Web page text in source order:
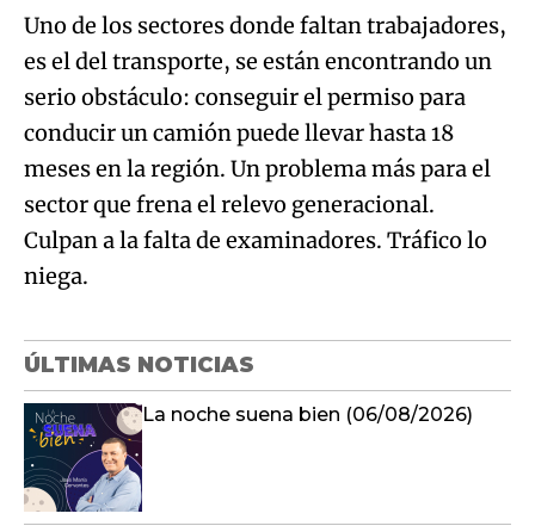
Uno de los sectores donde faltan trabajadores,
es el del transporte, se están encontrando un
serio obstáculo: conseguir el permiso para
conducir un camión puede llevar hasta 18
meses en la región. Un problema más para el
sector que frena el relevo generacional.
Culpan a la falta de examinadores. Tráfico lo
niega.
ÚLTIMAS NOTICIAS
La noche suena bien (06/08/2026)